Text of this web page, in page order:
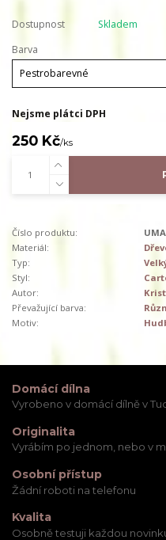
Dostupnost
Skladem
Barva
Nejsme plátci DPH
250 Kč/ks
Číslo produktu:
Materiál:
Typ:
Styl:
Autor:
Převažující barva:
Motiv:
Domácí dílna
Vyrobeno v domácí dílně v
Originalita
Vyrábím po jednom, nebo v
Osobní přístup
Žádní roboti na telefonu
Kvalita
Osobně testuji každou